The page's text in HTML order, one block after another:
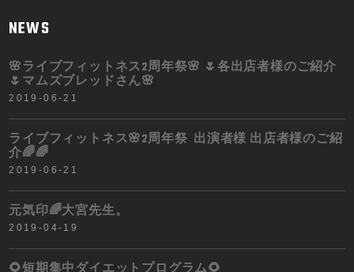
NEWS
🌸ライブフィットネス2周年祭🌸 🌷各出店者様のご紹介
🌷マムズブレッドさん🌸
2019-06-21
ライブフィットネス🌸2周年祭 出演者様 出店者様のご紹
介🌈🌈
2019-06-21
元気印🌈大宮先生。
2019-04-19